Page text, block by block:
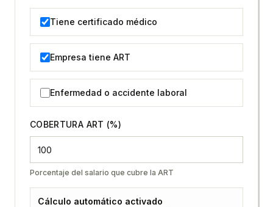
Tiene certificado médico
Empresa tiene ART
Enfermedad o accidente laboral
COBERTURA ART (%)
Porcentaje del salario que cubre la ART
Cálculo automático activado